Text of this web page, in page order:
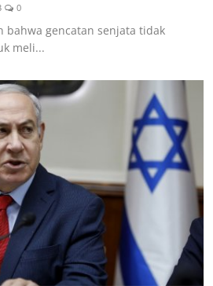
0
bahwa gencatan senjata tidak
meli...